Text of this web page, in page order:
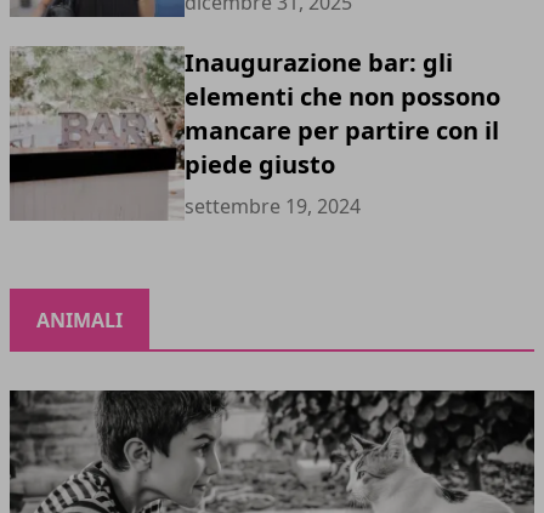
Inaugurazione bar: gli
elementi che non possono
mancare per partire con il
piede giusto
settembre 19, 2024
ANIMALI